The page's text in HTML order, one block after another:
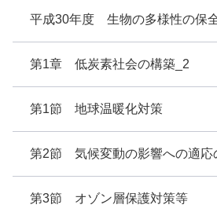
平成30年度 生物の多様性の保
第1章 低炭素社会の構築_2
第1節 地球温暖化対策
第2節 気候変動の影響への適応
第3節 オゾン層保護対策等